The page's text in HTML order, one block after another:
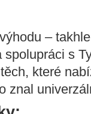
–
spolupráci s
které
znal